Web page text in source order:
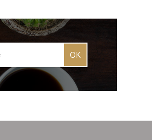
OK